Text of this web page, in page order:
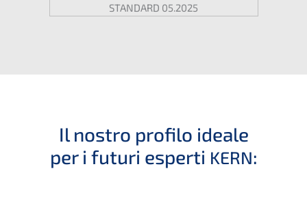
Il nostro profi­lo ideale
per i futuri esper­ti KERN: